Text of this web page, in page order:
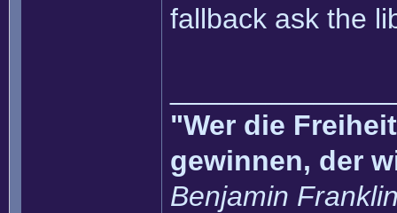
fallback ask the
"Wer die
gewinnen, der
Benjamin